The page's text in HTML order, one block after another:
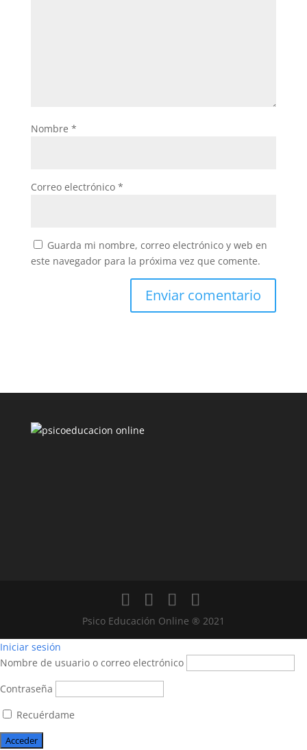
Nombre *
Correo electrónico *
Guarda mi nombre, correo electrónico y web en
este navegador para la próxima vez que comente.
Psico Educación Online ® 2021
Iniciar sesión
Nombre de usuario o correo electrónico
Contraseña
Recuérdame